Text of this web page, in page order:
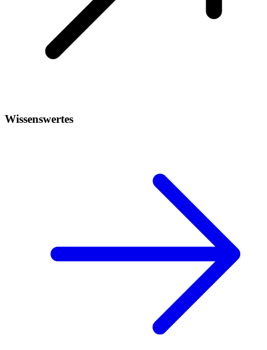
Wissenswertes